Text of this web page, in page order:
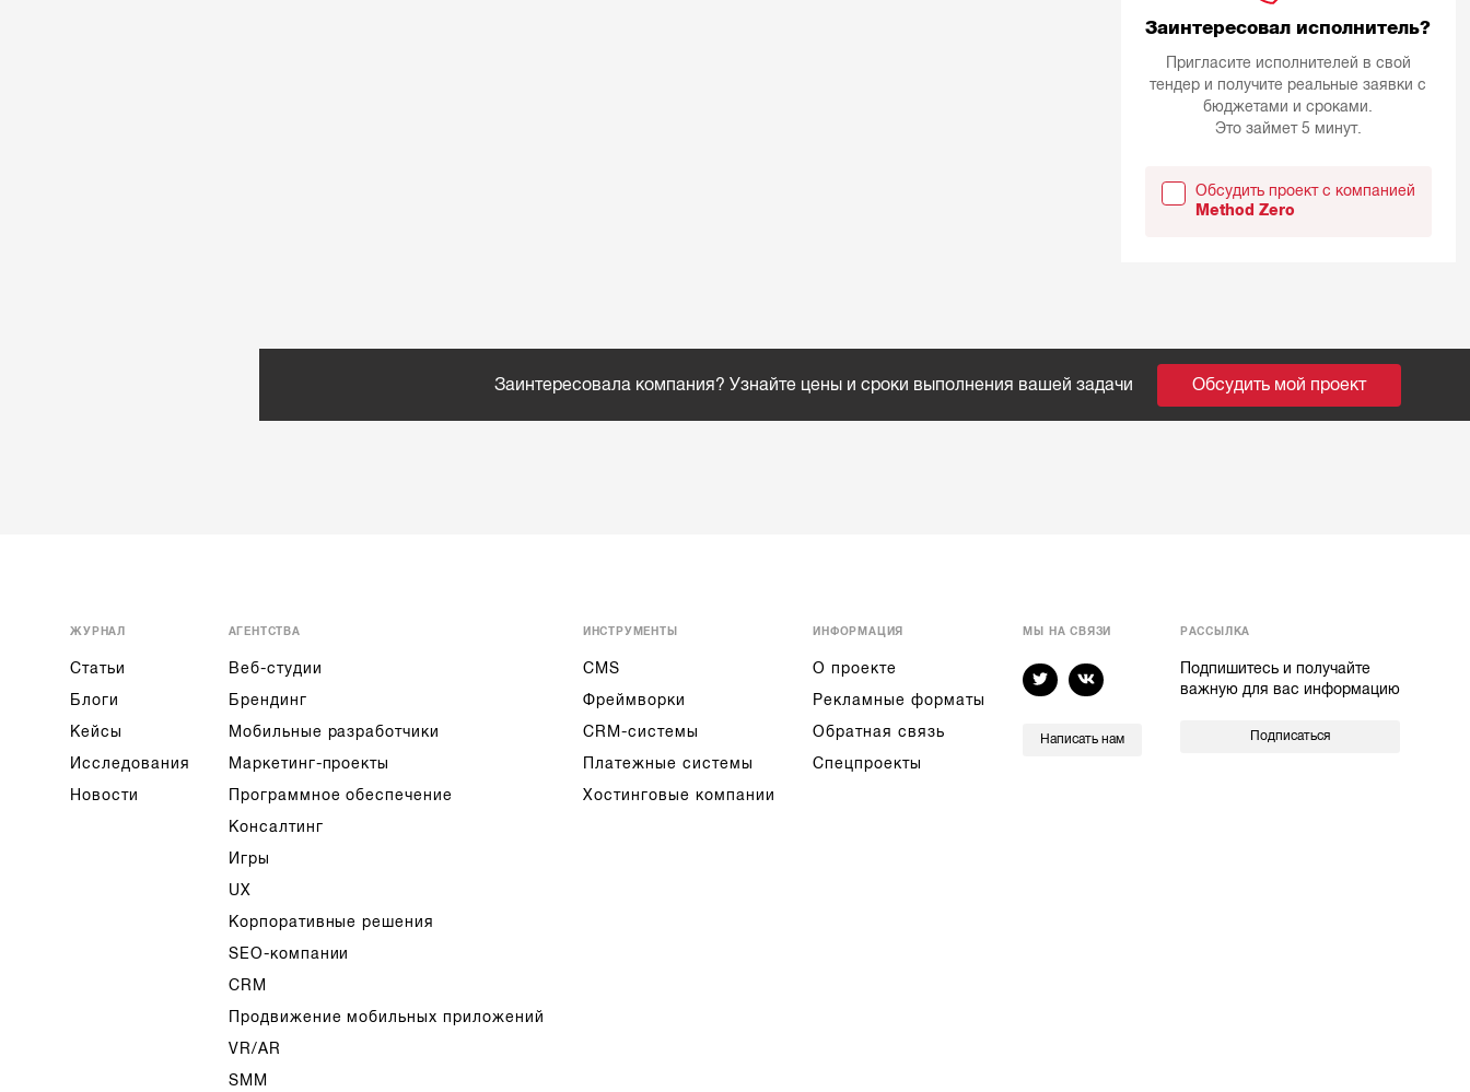
Заинтересовал исполнитель?
Пригласите исполнителей в свой
тендер и получите реальные заявки с
бюджетами и сроками.
Это займет 5 минут.
Обсудить проект с компанией
Method Zero
Заинтересовала компания? Узнайте цены и сроки выполнения вашей задачи Обсудить мой проект
ЖУРНАЛ
Статьи
Блоги
Кейсы
Исследования
Новости
АГЕНТСТВА
Веб-студии
Брендинг
Мобильные разработчики
Маркетинг-проекты
Программное обеспечение
Консалтинг
Игры
UX
Корпоративные решения
SEO-компании
CRM
Продвижение мобильных приложений
VR/AR
SMM
ИНСТРУМЕНТЫ
CMS
Фреймворки
CRM-системы
Платежные системы
Хостинговые компании
ИНФОРМАЦИЯ
О проекте
Рекламные форматы
Обратная связь
Спецпроекты
МЫ НА СВЯЗИ
Написать нам
РАССЫЛКА
Подпишитесь и получайте
важную для вас информацию
Подписаться